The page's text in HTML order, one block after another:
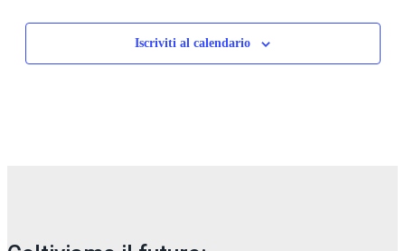
Iscriviti al calendario